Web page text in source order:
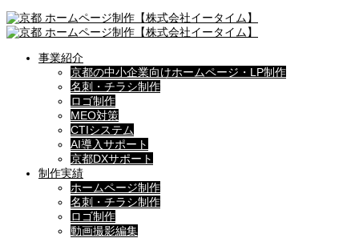
事業紹介
京都の中小企業向けホームページ・LP制作
名刺・チラシ制作
ロゴ制作
MEO対策
CTIシステム
AI導入サポート
京都DXサポート
制作実績
ホームページ制作
名刺・チラシ制作
ロゴ制作
動画撮影編集